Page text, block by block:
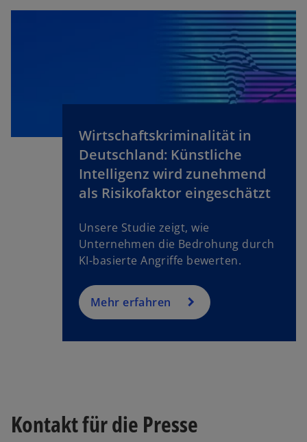
Wirtschaftskriminalität in
Deutschland: Künstliche
Intelligenz wird zunehmend
als Risikofaktor eingeschätzt
Unsere Studie zeigt, wie
Unternehmen die Bedrohung durch
KI-basierte Angriffe bewerten.
Mehr erfahren
e
n
e
r
n
e
e
n
R
e
g
is
r
t
Kontakt für die Presse